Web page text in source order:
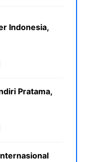
Indonesia,
Pratama,